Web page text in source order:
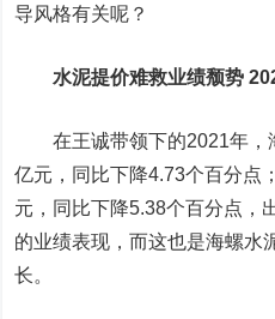
导风格有关呢？
水泥提价难救业绩颓势
在王诚带领下的2021年，
亿元，同比下降4.73个百分点
元，同比下降5.38个百分点，
的业绩表现，而这也是海螺水
长。